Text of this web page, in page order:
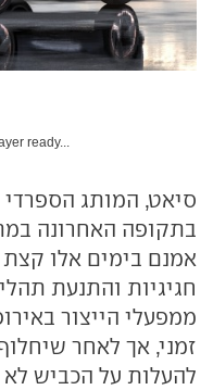
ready...
סיאט, המותג הספרדי
בתקופה האחרונה
אמנם בימים אלו
חגיגיות והתנעת
ממפעלי הייצור
זמני, אך לאחר
להעלות על הכביש